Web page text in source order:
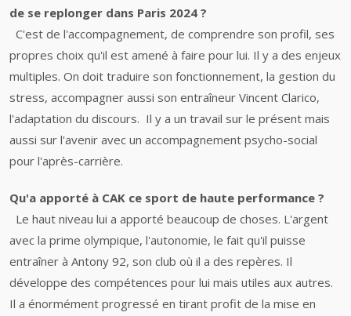
de se replonger dans Paris 2024 ?
C'est de l'accompagnement, de comprendre son profil, ses
propres choix qu'il est amené à faire pour lui. Il y a des enjeux
multiples. On doit traduire son fonctionnement, la gestion du
stress, accompagner aussi son entraîneur Vincent Clarico,
l'adaptation du discours. Il y a un travail sur le présent mais
aussi sur l'avenir avec un accompagnement psycho-social
pour l'après-carrière.
Qu'a apporté à CAK ce sport de haute performance ?
Le haut niveau lui a apporté beaucoup de choses. L'argent
avec la prime olympique, l'autonomie, le fait qu'il puisse
entraîner à Antony 92, son club où il a des repères. Il
développe des compétences pour lui mais utiles aux autres.
Il a énormément progressé en tirant profit de la mise en